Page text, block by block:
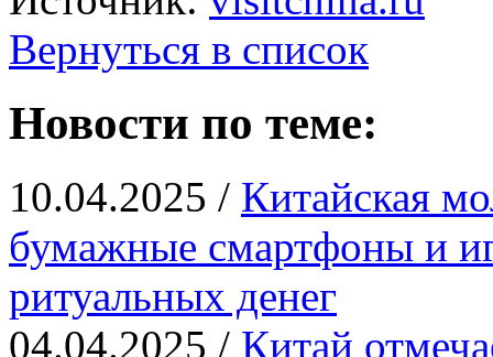
Вернуться в список
Новости по теме:
10.04.2025 / Китайская
бумажные смартфоны и
ритуальных денег
04.04.2025 / Китай